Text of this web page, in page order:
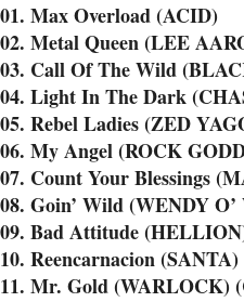
01. Max Overload (ACID)
02. Metal Queen (LEE
03. Call Of The Wild
04. Light In The Dark
05. Rebel Ladies (ZED
06. My Angel (ROCK
07. Count Your Blessings
08. Goin’ Wild (WENDY
09. Bad Attitude
10. Reencarnacion (SANTA)
11. Mr. Gold (WARLOCK)